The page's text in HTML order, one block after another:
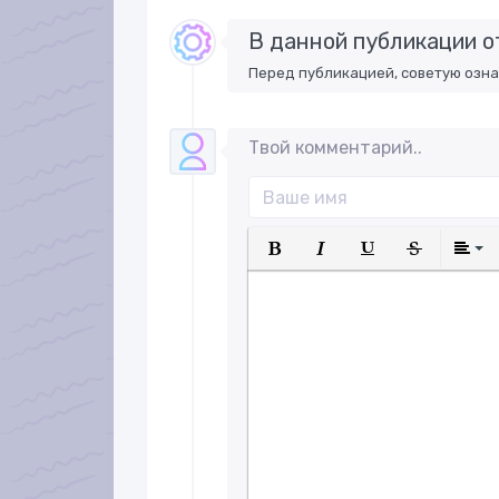
В данной публикации
Перед публикацией, советую
Твой комментарий..
Полужирный
Курсив